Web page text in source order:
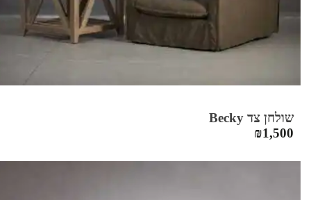
שולחן צד Becky
₪1,500